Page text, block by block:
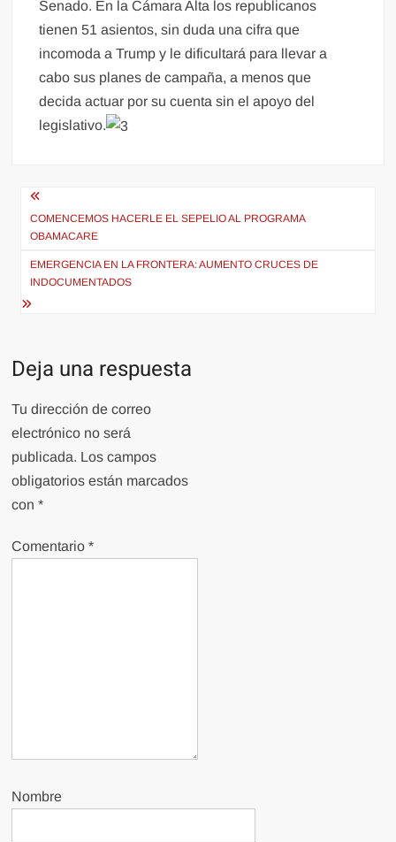
Senado. En la Cámara Alta los republicanos
tienen 51 asientos, sin duda una cifra que
incomoda a Trump y le dificultará para llevar a
cabo sus planes de campaña, a menos que
decida actuar por su cuenta sin el apoyo del
legislativo.
Navegación
de
entradas
COMENCEMOS HACERLE EL SEPELIO AL PROGRAMA
OBAMACARE
EMERGENCIA EN LA FRONTERA: AUMENTO CRUCES DE
INDOCUMENTADOS
Deja una respuesta
Tu dirección de correo
electrónico no será
publicada. Los campos
obligatorios están marcados
con*
Comentario*
Nombre